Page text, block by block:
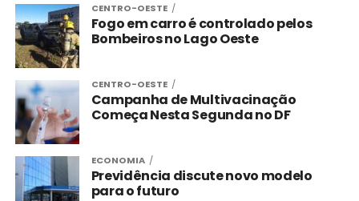
CENTRO-OESTE
Fogo em carro é controlado pelos
Bombeiros no Lago Oeste
CENTRO-OESTE
Campanha de Multivacinação
Começa Nesta Segunda no DF
ECONOMIA
Previdência discute novo modelo
para o futuro